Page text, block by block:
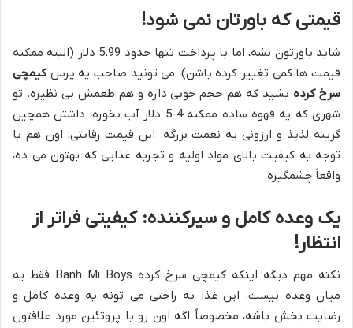
قیمتی که باورتان نمی شود!
شاید باورتون نشه، اما با پرداخت تنها حدود 5.99 دلار (البته ممکنه
قیمت ها کمی تغییر کرده باشن)، می تونید صاحب یه پرسکیمچی
سرخ کردهبشید که هم حجم خوبی داره و هم طعمش بی نظیره. تو
شهری که یه قهوه ساده ممکنه 4-5 دلار آب بخوره، داشتن همچین
گزینه لذیذ و ارزونی یه نعمت بزرگه. این قیمت رقابتی، اون هم با
توجه به کیفیت بالای مواد اولیه و تجربه غذایی که بهتون می ده،
واقعاً چشمگیره.
یک وعده کامل و سیرکننده: کیفیتی فراتر از
انتظار!
نکته مهم دیگه اینکه کیمچی سرخ کرده Banh Mi Boys فقط یه
میان وعده نیست. این غذا به راحتی می تونه یه وعده کامل و
رضایت بخش باشه، مخصوصاً اگه اون رو با پروتئین مورد علاقتون